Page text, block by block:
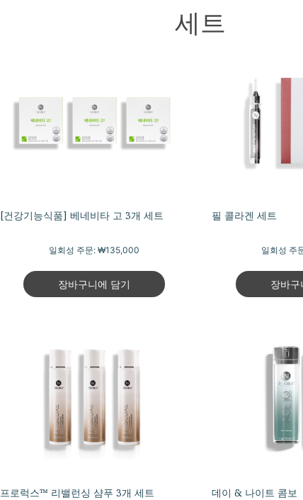
세트
[건강기능식품] 베네비타 고 3개 세트
일회성 주문:₩135,000
장바구니에 담기
필 콜라겐 세트
일회성 주
장바구
프로럭스™ 리밸런싱 샴푸 3개 세트 데이 & 나이트 콤보